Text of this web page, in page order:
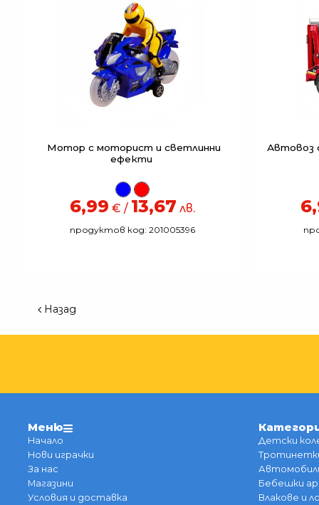
Мотор с моторист и светлинни
ефекти
6,99 € / 13,67 лв.
продуктов код: 201005396
Автовоз
Назад
Меню
Начало
Нови играчки
За нас
Магазини
Условия и доставка
Детски
Бебешки
Влакове и